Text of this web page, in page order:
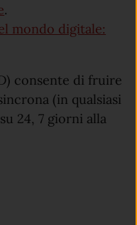
.
mondo digitale:
consente di fruire
(in qualsiasi
24, 7 giorni alla